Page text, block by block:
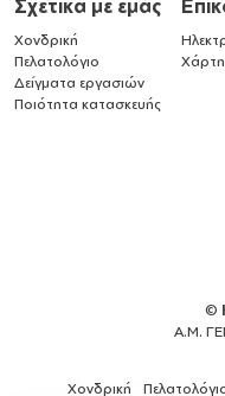
Σχετικά με εμάς
Χονδρική
Πελατολόγιο
Δείγματα εργασιών
Ποιότητα κατασκευής
©
Α.Μ.
Χονδρική